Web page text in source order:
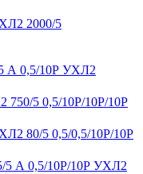
2000/5
А 0,5/10Р УХЛ2
5 0,5/10Р/10Р/10Р
80/5 0,5/0,5/10Р/10Р
5 А 0,5/10Р/10Р УХЛ2